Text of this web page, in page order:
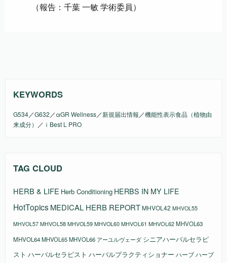
（報告：千葉 一敏 学術委員）
KEYWORDS
G534／G632 ／αGR Wellness／新規届出情報 ／機能性表示食品（植物由
来成分） ／ ｉBest L PRO
TAG CLOUD
HERB & LIFE Herb Conditioning HERBS IN MY LIFE
HotTopics MEDICAL HERB REPORTMHVOL42 MHVOL55
MHVOL57 MHVOL58 MHVOL59 MHVOL60 MHVOL61 MHVOL62MHVOL63
MHVOL64MHVOL65MHVOL66 アーユルヴェーダ シニアハーバルセラピ
スト ハーバルセラピスト ハーバルプラクティショナー ハーブハーブ